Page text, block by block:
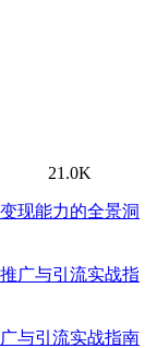
21.0K
现能力的全景洞
与引流实战指南